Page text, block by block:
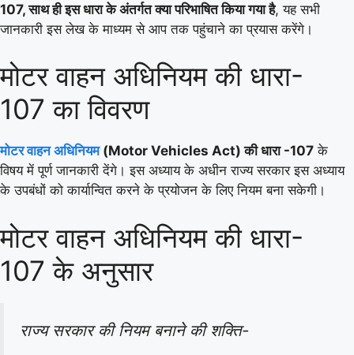
107, साथ ही इस धारा के अंतर्गत क्या परिभाषित किया गया है, यह सभी
जानकारी इस लेख के माध्यम से आप तक पहुंचाने का प्रयास करेंगे।
मोटर वाहन अधिनियम की धारा-
107 का विवरण
मोटर वाहन अधिनियम(Motor Vehicles Act) की धारा -107 के
विषय में पूर्ण जानकारी देंगे। इस अध्याय के अधीन राज्य सरकार इस अध्याय
के उपबंधों को कार्यान्वित करने के प्रयोजन के लिए नियम बना सकेगी।
मोटर वाहन अधिनियम की धारा-
107 के अनुसार
राज्य सरकार की नियम बनाने की शक्ति-